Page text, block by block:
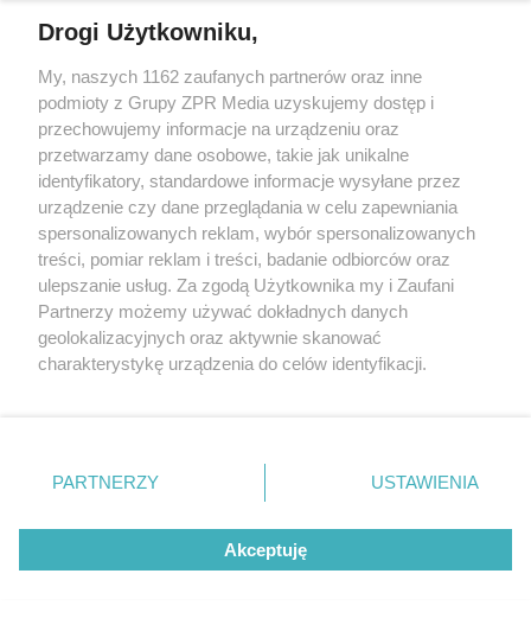
Metryka.
Polecamy:
Jasnowidz Krzysztof Jackowski mówi, kto i z jakim
wynikiem wygra wybory prezydenckie. Podaje nazwiska i
punkty procentowe
Drogi Użytkowniku,
My, naszych 1162 zaufanych partnerów oraz inne
podmioty z Grupy ZPR Media uzyskujemy dostęp i
przechowujemy informacje na urządzeniu oraz
przetwarzamy dane osobowe, takie jak unikalne
identyfikatory, standardowe informacje wysyłane przez
urządzenie czy dane przeglądania w celu zapewniania
spersonalizowanych reklam, wybór spersonalizowanych
treści, pomiar reklam i treści, badanie odbiorców oraz
ulepszanie usług. Za zgodą Użytkownika my i Zaufani
Partnerzy możemy używać dokładnych danych
geolokalizacyjnych oraz aktywnie skanować
charakterystykę urządzenia do celów identyfikacji.
zmienić/wycofać klikając przycisk ustawień prywatności
znajdujący się w lewym dolnym rogu strony
rodzaje przetwarzania danych nie wymagają zgody
użytkownika, ale masz prawo sprzeciwić się takiemu
przetwarzaniu. Preferencje będą miały zastosowanie tylko
PARTNERZY USTAWIENIA
Akceptuję